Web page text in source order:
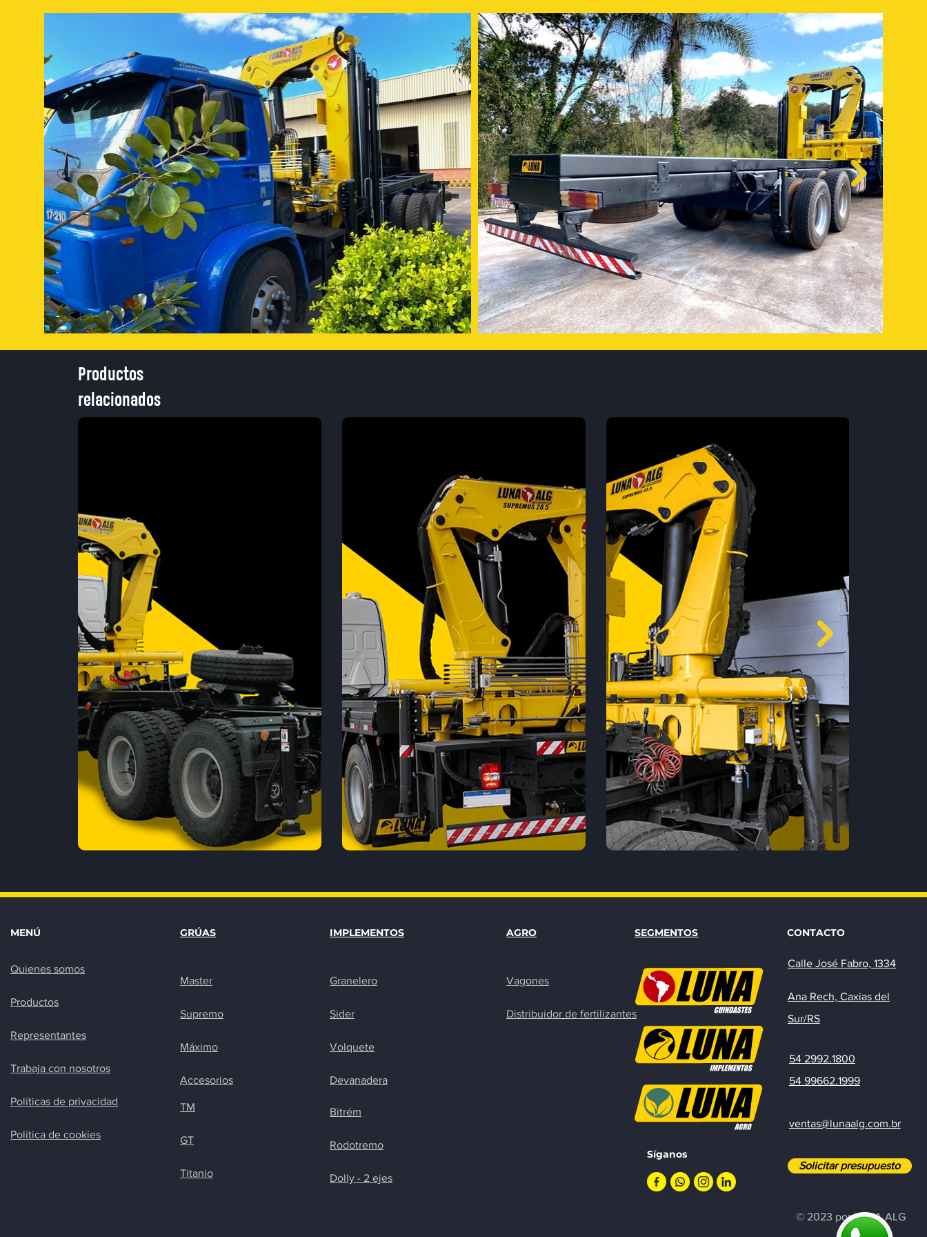
Productos
relacionados
MENÚ
Quienes somos
Productos
Representantes
Trabaja con nosotros
Políticas de privacidad
Política de cookies
GRÚAS
Master
Supremo
Máximo
Accesorios
TM
GT
Titanio
IMPLEMENTOS
Granelero
Sider
Volquete
Devanadera
Bitrém
Rodotremo
Dolly - 2 ejes
AGRO
Vagones
Distribuidor de fertilizantes
SEGMENTOS
Síganos
CONTACTO
Calle José Fabro, 1334
Ana Rech, Caxias del
Sur/RS
54 2992.1800
54 99662.1999
ventas@lunaalg.com.br
Solicitar presupuesto
© 2023 por LUNA ALG